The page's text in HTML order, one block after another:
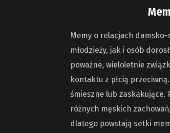
Memy o relacjach
młodzieży, jak i osób
poważne, wieloletnie
kontaktu z płcią
śmieszne lub
różnych męskich
dlatego powstają setki